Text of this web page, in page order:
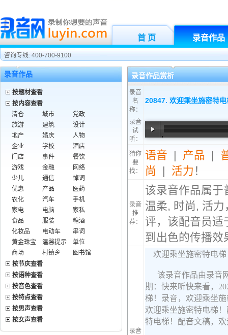
首 页 录音作品
咨询专线: 400-700-9100
录音作品
按题材查看
按内容查看
清仓
城市
党政
旅游
建筑
设计
地产
婚庆
人物
企业
学校
酒店
门店
事件
餐饮
游戏
金融
网络
少儿
通信
悼词
优惠
产品
医药
农化
汽车
手机
家电
电脑
家私
食品
服装
糖酒
化妆品
电动车
串词
黄金珠宝
温馨提示
单位
商场
村镇乡
图书馆
按节庆查看
按语种查看
按音色查看
按特点查看
按男声查看
按女声查看
录音作品赏析
录音
名
称：
20847. 欢迎乘坐施密特电
录音
试
听：
猜你
要
找：
语音 | 产品 |
尚 | 活力 ！
录音
推
荐：
该录音作品属于
温柔, 时尚, 活
评，该配音员适
到出色的传播效
录音